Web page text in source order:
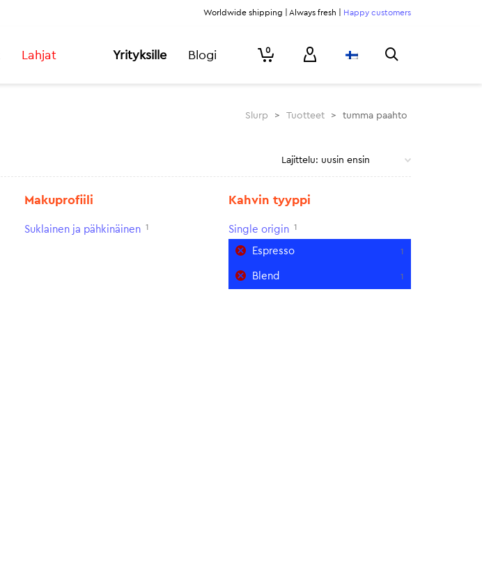
Worldwide shipping | Always fresh | Happy customers
Lahjat Yrityksille Blogi 0
Slurp > Tuotteet > tumma paahto
Makuprofiili
Suklainen ja pähkinäinen 1
Kahvin tyyppi
Single origin 1
Espresso 1
Blend 1